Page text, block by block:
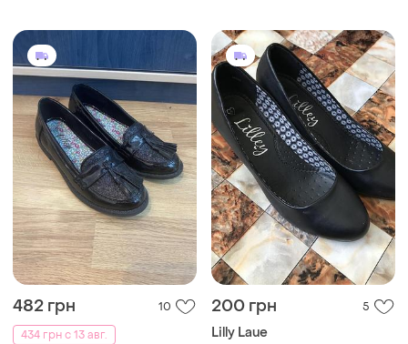
482 грн
10
434 грн с 13 авг.
200 грн 5
Lilly Laue